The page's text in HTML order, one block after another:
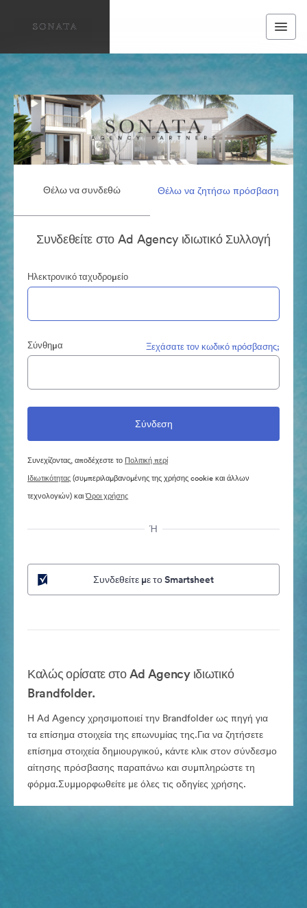
Θέλω να συνδεθώ Θέλω να ζητήσω πρόσβαση
Συνδεθείτε στο Ad Agency ιδιωτικό Συλλογή
Ηλεκτρονικό ταχυδρομείο
Σύνθημα Ξεχάσατε τον κωδικό πρόσβασης;
Συνεχίζοντας, αποδέχεστε το Πολιτική περί
Ιδιωτικότητας(συμπεριλαμβανομένης της χρήσης cookie και άλλων
τεχνολογιών) καιΌροι χρήσης
Ή
Συνδεθείτε με το Smartsheet
Καλώς ορίσατε στο Ad Agency ιδιωτικό
Brandfolder.
Η Ad Agency χρησιμοποιεί την Brandfolder ως πηγή για
τα επίσημα στοιχεία της επωνυμίας της.Για να ζητήσετε
επίσημα στοιχεία δημιουργικού, κάντε κλικ στον σύνδεσμο
αίτησης πρόσβασης παραπάνω και συμπληρώστε τη
φόρμα.Συμμορφωθείτε με όλες τις οδηγίες χρήσης.